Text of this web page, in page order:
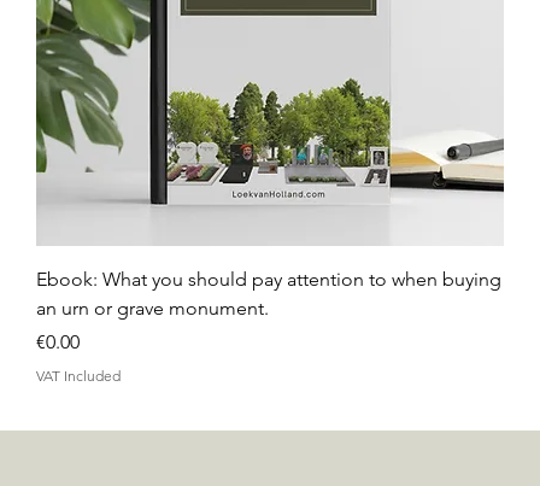
Ebook: What you should pay attention to when buying
an urn or grave monument.
Price
€0.00
VAT Included